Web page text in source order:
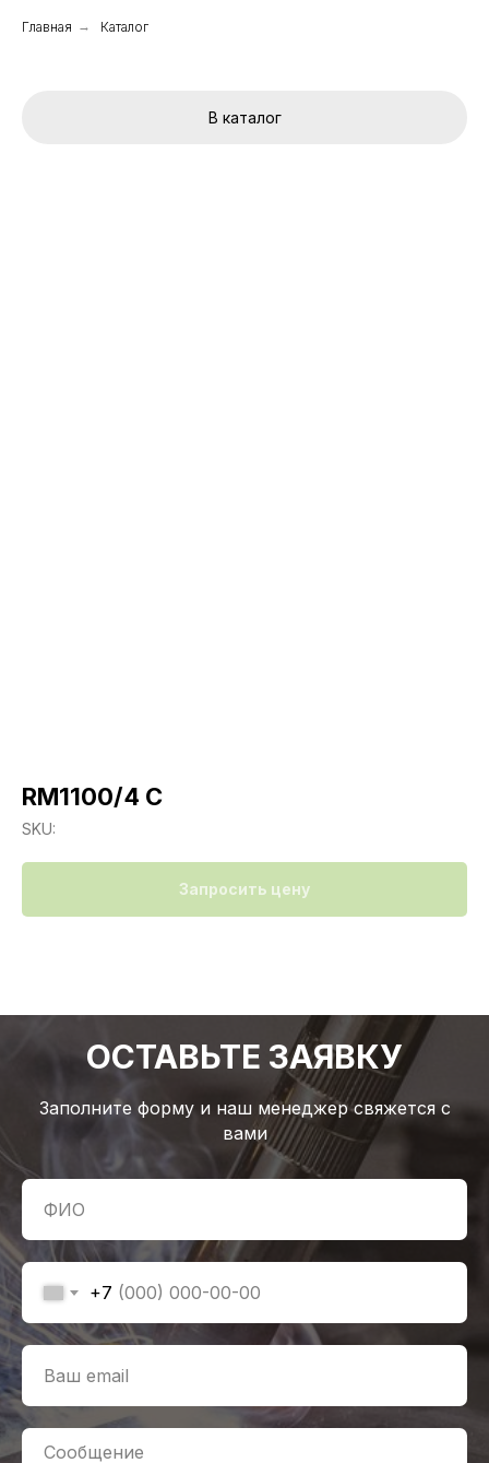
Главная → Каталог
В каталог
RM1100/4 C
SKU:
Запросить цену
ОСТАВЬТЕ ЗАЯВКУ
Заполните форму и наш менеджер свяжется с
вами
+7